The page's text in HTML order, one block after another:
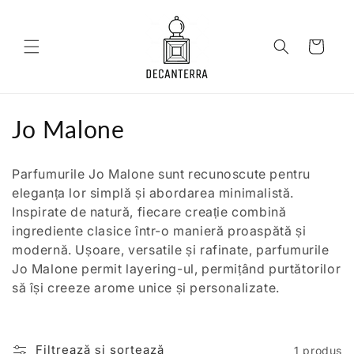
Coș
C
l
e
c
ț
e
Jo Malone
Parfumurile Jo Malone sunt recunoscute pentru
eleganța lor simplă și abordarea minimalistă.
Inspirate de natură, fiecare creație combină
ingrediente clasice într-o manieră proaspătă și
modernă. Ușoare, versatile și rafinate, parfumurile
Jo Malone permit layering-ul, permițând purtătorilor
să își creeze arome unice și personalizate.
Filtrează și sortează 1 produs